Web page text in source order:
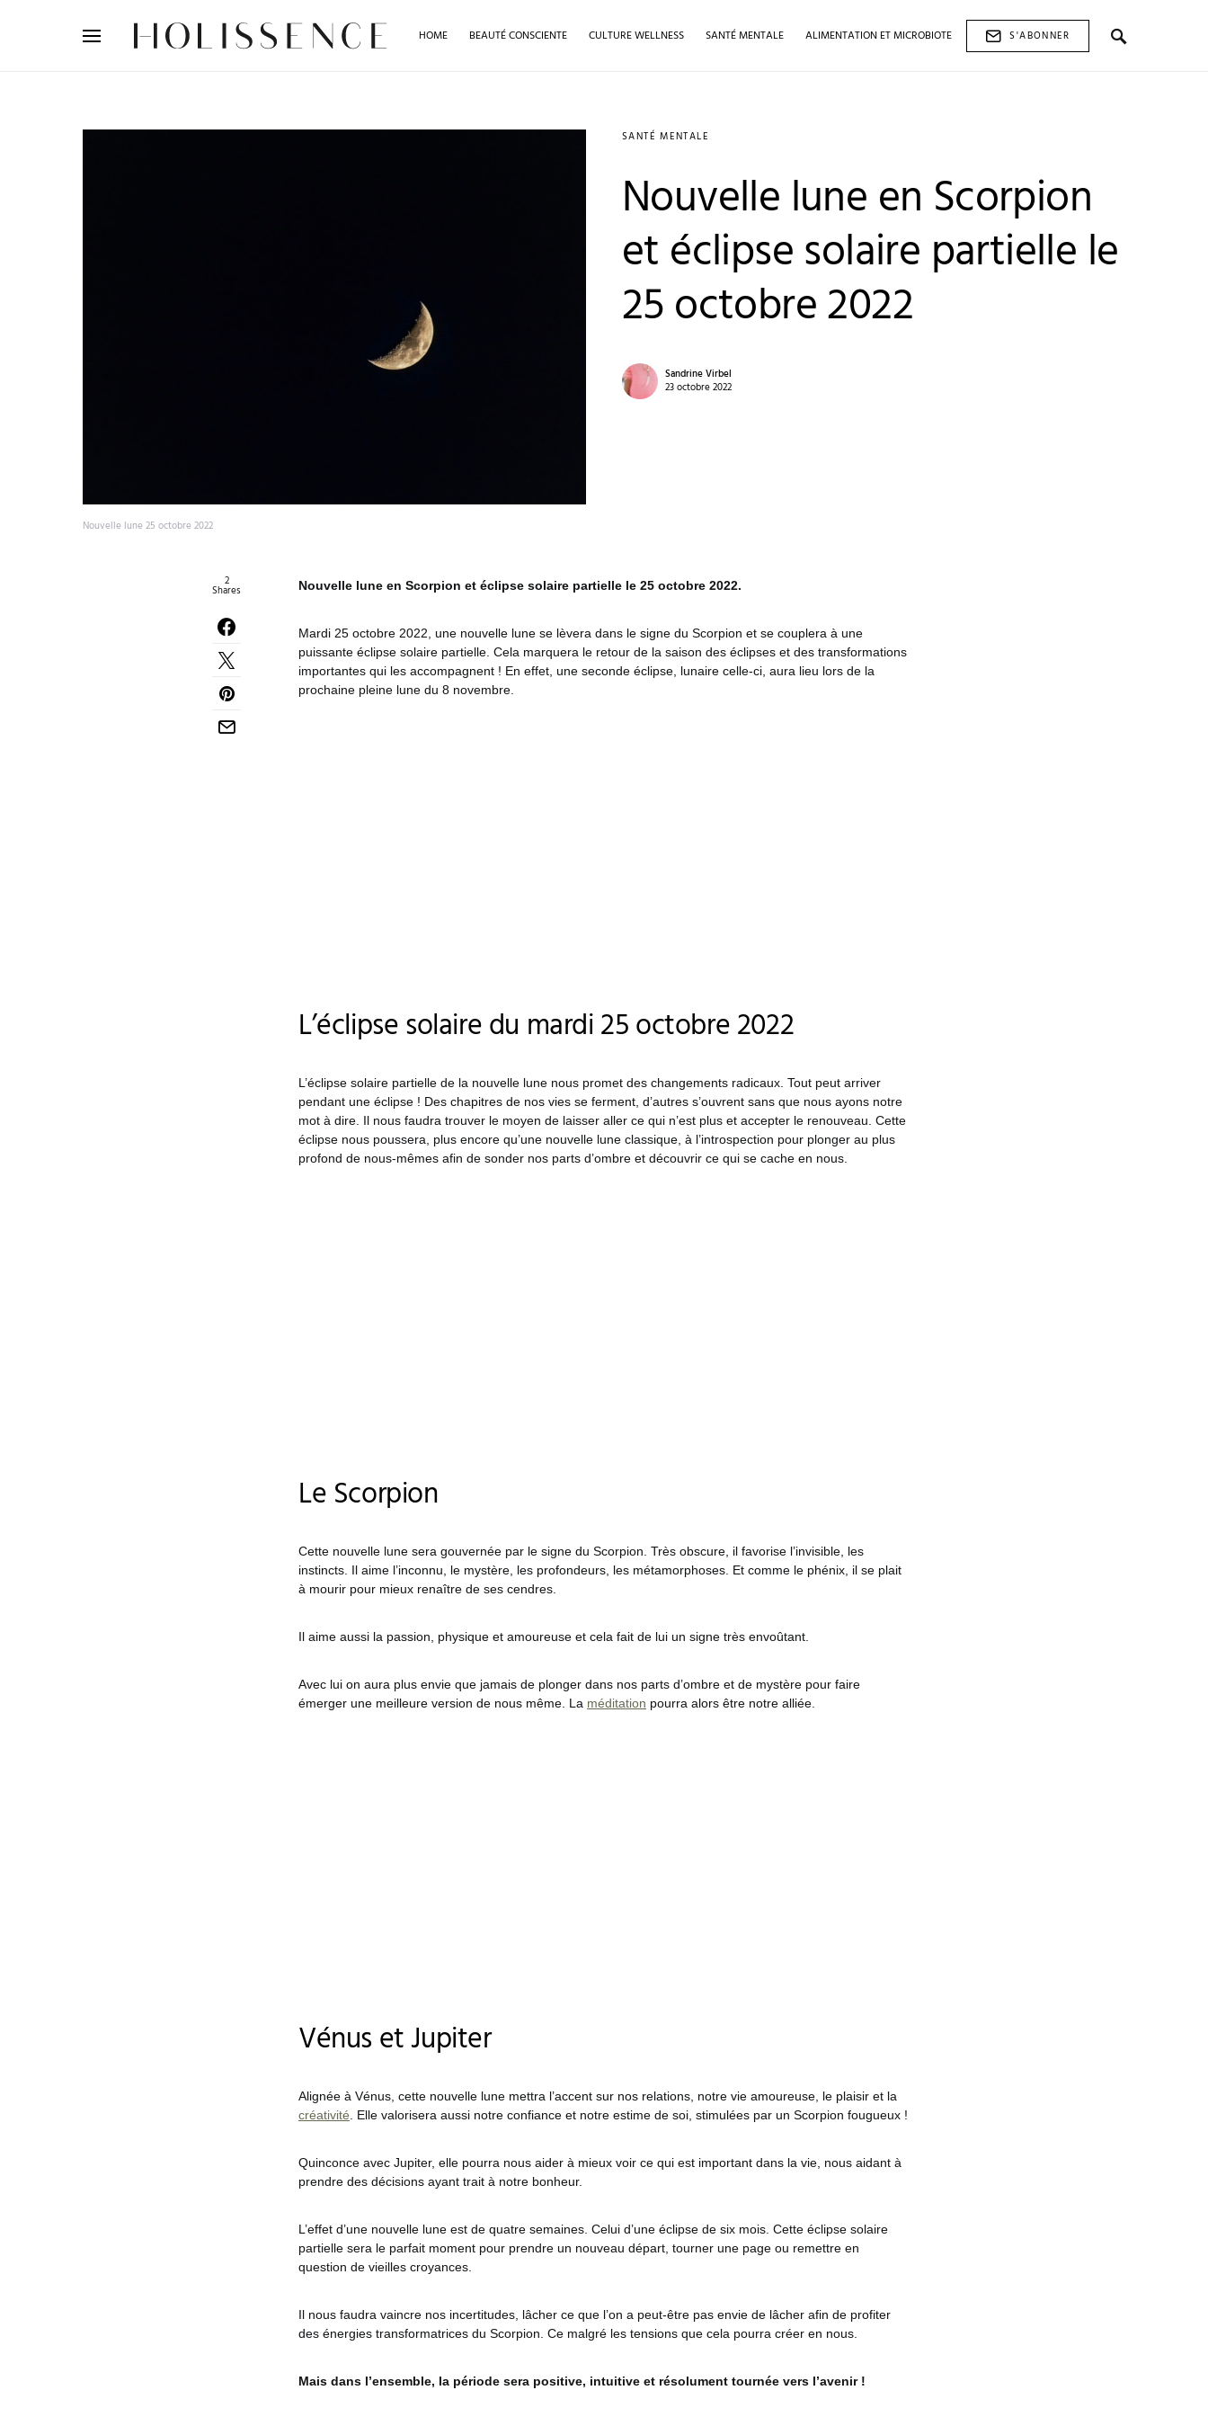
HOME BEAUTÉ CONSCIENTE CULTURE WELLNESS SANTÉ MENTALE ALIMENTATION ET MICROBIOTE
S'ABONNER
Nouvelle lune 25 octobre 2022
SANTÉ MENTALE
Nouvelle lune en Scorpion
et éclipse solaire partielle le
25 octobre 2022
Sandrine Virbel
23 octobre 2022
2
Shares Nouvelle lune en Scorpion et éclipse solaire partielle le 25 octobre 2022.
Mardi 25 octobre 2022, une nouvelle lune se lèvera dans le signe du Scorpion et se couplera à une
puissante éclipse solaire partielle. Cela marquera le retour de la saison des éclipses et des transformations
importantes qui les accompagnent ! En effet, une seconde éclipse, lunaire celle-ci, aura lieu lors de la
prochaine pleine lune du 8 novembre.
L’éclipse solaire du mardi 25 octobre 2022
L’éclipse solaire partielle de la nouvelle lune nous promet des changements radicaux. Tout peut arriver
pendant une éclipse ! Des chapitres de nos vies se ferment, d’autres s’ouvrent sans que nous ayons notre
mot à dire. Il nous faudra trouver le moyen de laisser aller ce qui n’est plus et accepter le renouveau. Cette
éclipse nous poussera, plus encore qu’une nouvelle lune classique, à l’introspection pour plonger au plus
profond de nous-mêmes afin de sonder nos parts d’ombre et découvrir ce qui se cache en nous.
Le Scorpion
Cette nouvelle lune sera gouvernée par le signe du Scorpion. Très obscure, il favorise l’invisible, les
instincts. Il aime l’inconnu, le mystère, les profondeurs, les métamorphoses. Et comme le phénix, il se plait
à mourir pour mieux renaître de ses cendres.
Il aime aussi la passion, physique et amoureuse et cela fait de lui un signe très envoûtant.
Avec lui on aura plus envie que jamais de plonger dans nos parts d’ombre et de mystère pour faire
émerger une meilleure version de nous même. La méditation pourra alors être notre alliée.
Vénus et Jupiter
Alignée à Vénus, cette nouvelle lune mettra l’accent sur nos relations, notre vie amoureuse, le plaisir et la
créativité . Elle valorisera aussi notre confiance et notre estime de soi, stimulées par un Scorpion fougueux !
Quinconce avec Jupiter, elle pourra nous aider à mieux voir ce qui est important dans la vie, nous aidant à
prendre des décisions ayant trait à notre bonheur.
L’effet d’une nouvelle lune est de quatre semaines. Celui d’une éclipse de six mois. Cette éclipse solaire
partielle sera le parfait moment pour prendre un nouveau départ, tourner une page ou remettre en
question de vieilles croyances.
Il nous faudra vaincre nos incertitudes, lâcher ce que l’on a peut-être pas envie de lâcher afin de profiter
des énergies transformatrices du Scorpion. Ce malgré les tensions que cela pourra créer en nous.
Mais dans l’ensemble, la période sera positive, intuitive et résolument tournée vers l’avenir !